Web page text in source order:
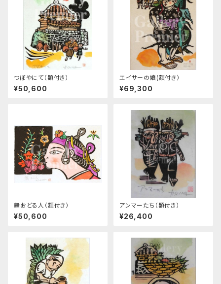
つぼやにて（額付き）
¥50,600
エイサーの娘(額付き）
¥69,300
舞おどる人（額付き）
¥50,600
アンマーたち（額付き）
¥26,400